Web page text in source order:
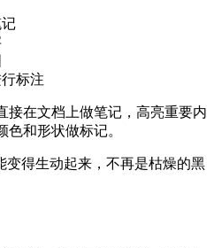
标注
接在文档上做笔记，高亮重要内
和形状做标记。
变得生动起来，不再是枯燥的黑